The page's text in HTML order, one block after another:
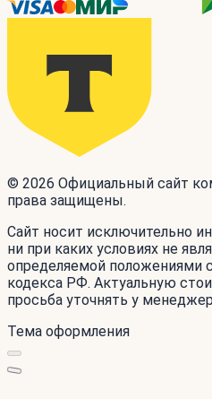
© 2026 Официальный сайт
права защищены.
Сайт носит исключительно
ни при каких условиях не
определяемой положениями
кодекса РФ. Актуальную
просьба уточнять у
Тема оформления